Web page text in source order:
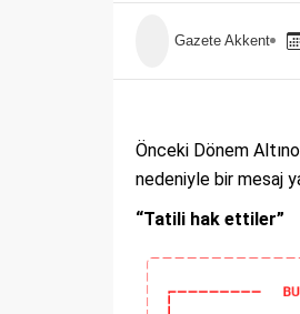
Gazete Akkent
Önceki Dönem
nedeniyle bir mesaj
“Tatili hak ettiler”